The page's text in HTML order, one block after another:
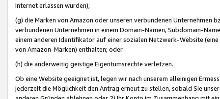
Internet erlassen wurden);
(g) die Marken von Amazon oder unseren verbundenen Unternehmen
verbundenen Unternehmen in einem Domain-Namen, Subdomain-
einem anderen Identifikator auf einer sozialen Netzwerk-Website
von Amazon-Marken) enthalten; oder
(h) die anderweitig geistige Eigentumsrechte verletzen.
Ob eine Website geeignet ist, legen wir nach unserem alleinigen
jederzeit die Möglichkeit den Antrag erneut zu stellen, sobald Sie